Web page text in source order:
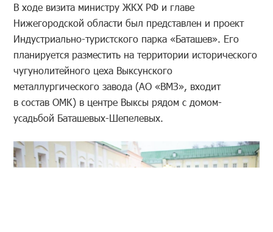
В ходе визита министру ЖКХ РФ и главе
Нижегородской области был представлен и проект
Индустриально-туристского парка «Баташев». Его
планируется разместить на территории исторического
чугунолитейного цеха Выксунского
металлургического завода (АО «ВМЗ», входит
в состав ОМК) в центре Выксы рядом с домом-
усадьбой Баташевых-Шепелевых.